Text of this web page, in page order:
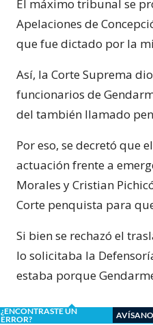
El máximo tribunal se
Apelaciones de
que fue dictado por la
Así, la Corte Suprema
funcionarios de
del también llamado
Por eso, se decretó que
actuación frente a
Morales y Cristian
Corte penquista para
Si bien se rechazó el
lo solicitaba la
estaba porque
¿ENCONTRASTE UN
ERROR?